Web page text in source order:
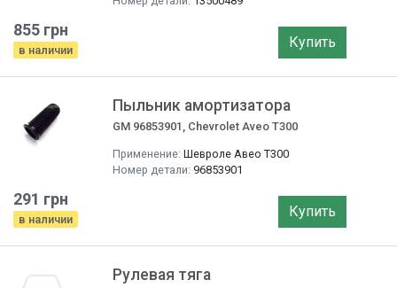
855 грн
в наличии Купить
Пыльник амортизатора
GM 96853901, Chevrolet Aveo T300
Применение: Шевроле Авео T300
Номер детали: 96853901
291 грн
в наличии Купить
Рулевая тяга